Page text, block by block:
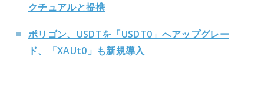
クチュアルと提携
ポリゴン、USDTを「USDT0」へアップグレー
ド、「XAUt0」も新規導入